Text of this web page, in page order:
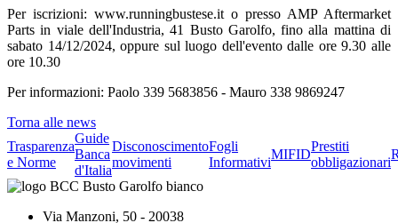
Per iscrizioni: www.runningbustese.it o presso AMP Aftermarket
Parts in viale dell'Industria, 41 Busto Garolfo, fino alla mattina di
sabato 14/12/2024, oppure sul luogo dell'evento dalle ore 9.30 alle
ore 10.30
Per informazioni: Paolo 339 5683856 - Mauro 338 9869247
Torna alle news
Trasparenza
e Norme
Guide
Banca
d'Italia
Disconoscimento
movimenti
Fogli
Informativi
MIFID
Prestiti
obbligazionari
Via Manzoni, 50 - 20038